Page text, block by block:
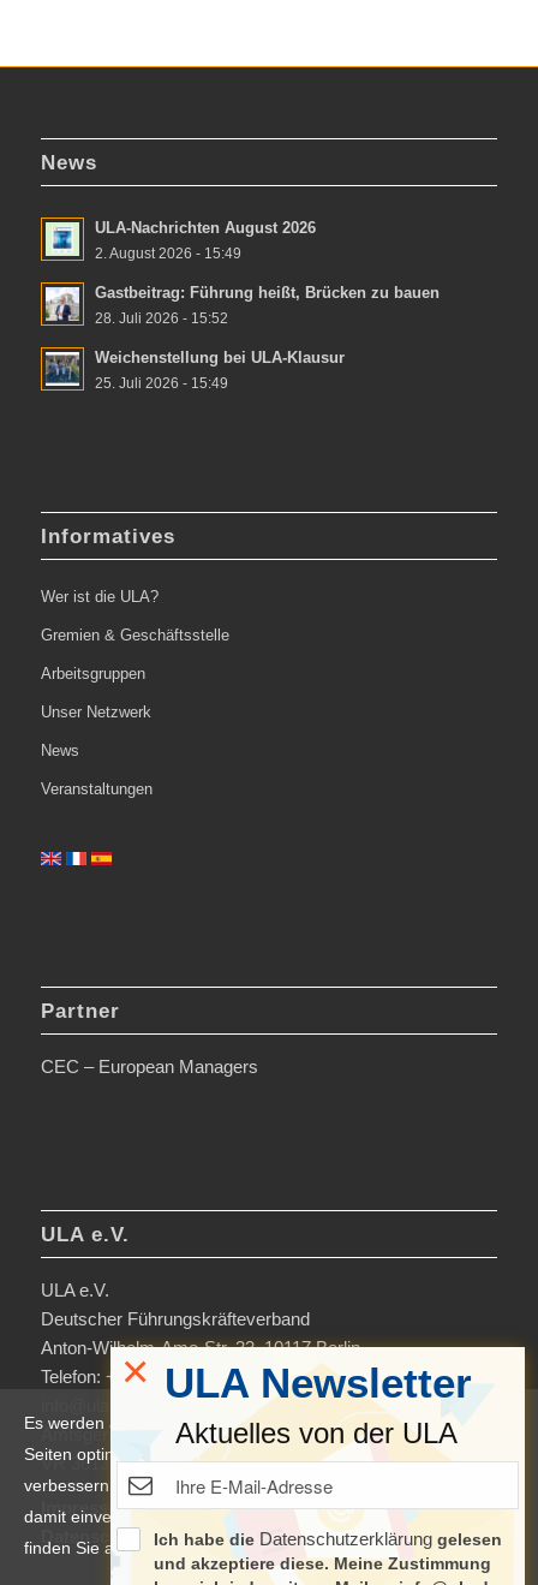
News
ULA-Nachrichten August 2026
2. August 2026 - 15:49
Gastbeitrag: Führung heißt, Brücken zu bauen
28. Juli 2026 - 15:52
Weichenstellung bei ULA-Klausur
25. Juli 2026 - 15:49
Informatives
Wer ist die ULA?
Gremien & Geschäftsstelle
Arbeitsgruppen
Unser Netzwerk
News
Veranstaltungen
Partner
CEC – European Managers
ULA e.V.
ULA e.V.
Deutscher Führungskräfteverband
Anton-Wilhelm-Amo-Str. 33, 10117 Berlin
Telefon: +49 30-306963-0
Amtsgericht Charlottenburg
VR 36138 B
Impressum
Datenschutzerklärung & Nutzungsbedingungen
Es werden auf dieser Website Cookies verwendet, um die
Seiten optimiert darzustellen und das Nutzererlebnis zu
verbessern. Durch die Nutzung unserer Seiten erklären Sie sich
damit einverstanden. Weitere Informationen und Einstellungen
finden Sie auch in der Datenschutzerklärung.
ULA Newsletter
Aktuelles von der ULA
Ich habe die Datenschutzerklärunggelesen
und akzeptiere diese. Meine Zustimmung
×